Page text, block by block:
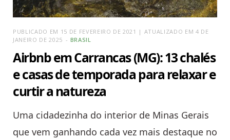
PUBLICADO EM 15 DE FEVEREIRO DE 2021 | ATUALIZADO EM 4 DE
JANEIRO DE 2025
BRASIL
Airbnb em Carrancas (MG): 13 chalés
e casas de temporada para relaxar e
curtir a natureza
Uma cidadezinha do interior de Minas Gerais
que vem ganhando cada vez mais destaque no